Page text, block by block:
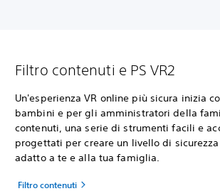
Filtro contenuti e PS VR2
Un'esperienza VR online più sicura inizia
bambini e per gli amministratori della
contenuti, una serie di strumenti facili e
progettati per creare un livello di
adatto a te e alla tua famiglia.
Filtro contenuti